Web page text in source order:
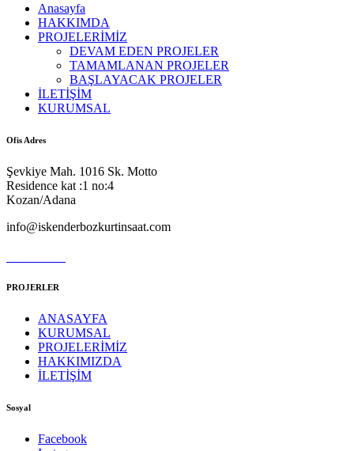
Anasayfa
HAKKIMDA
PROJELERİMİZ
DEVAM EDEN PROJELER
TAMAMLANAN PROJELER
BAŞLAYACAK PROJELER
İLETİŞİM
KURUMSAL
Ofis Adres
Şevkiye Mah. 1016 Sk. Motto
Residence kat :1 no:4
Kozan/Adana
info@iskenderbozkurtinsaat.com
PROJERLER
ANASAYFA
KURUMSAL
PROJELERİMİZ
HAKKIMIZDA
İLETİŞİM
Sosyal
Facebook